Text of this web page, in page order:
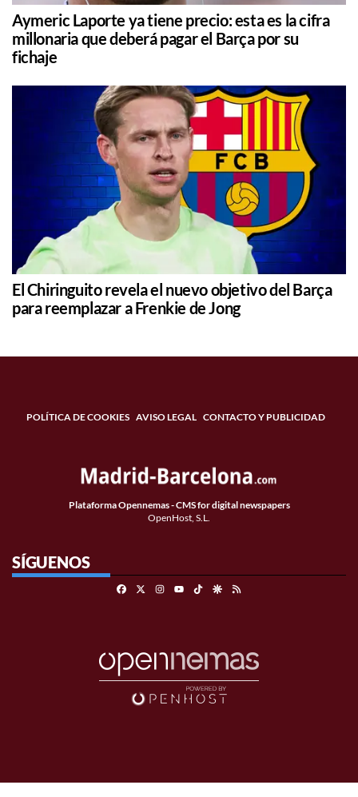
Aymeric Laporte ya tiene precio: esta es la cifra
millonaria que deberá pagar el Barça por su
fichaje
El Chiringuito revela el nuevo objetivo del Barça
para reemplazar a Frenkie de Jong
POLÍTICA DE COOKIES AVISO LEGAL CONTACTO Y PUBLICIDAD
Plataforma Opennemas - CMS for digital newspapers
OpenHost, S.L.
SÍGUENOS
FacebookInstagramTikTokGoogle Discover